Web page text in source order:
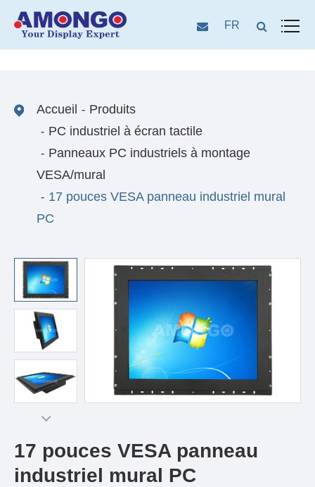
FR
Accueil
Produits
PC industriel à écran tactile
Panneaux PC industriels à montage
VESA/mural
17 pouces VESA panneau industriel mural
PC
17 pouces VESA panneau
industriel mural PC